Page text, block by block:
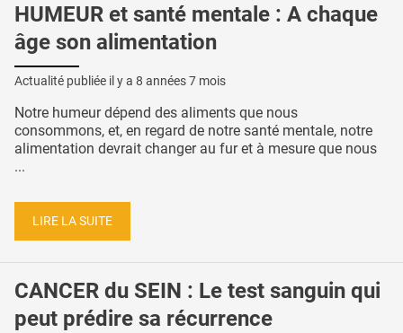
HUMEUR et santé mentale : A chaque
âge son alimentation
Actualité publiée il y a 8 années 7 mois
Notre humeur dépend des aliments que nous
consommons, et, en regard de notre santé mentale, notre
alimentation devrait changer au fur et à mesure que nous
...
LIRE LA SUITE
CANCER du SEIN : Le test sanguin qui
peut prédire sa récurrence